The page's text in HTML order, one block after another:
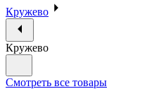
Кружево
Кружево
Смотреть все товары